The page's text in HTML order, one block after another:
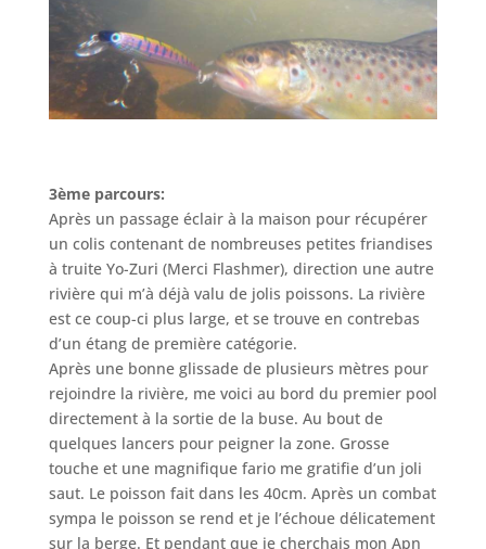
3ème parcours:
Après un passage éclair à la maison pour récupérer
un colis contenant de nombreuses petites friandises
à truite Yo-Zuri (Merci Flashmer), direction une autre
rivière qui m’à déjà valu de jolis poissons. La rivière
est ce coup-ci plus large, et se trouve en contrebas
d’un étang de première catégorie.
Après une bonne glissade de plusieurs mètres pour
rejoindre la rivière, me voici au bord du premier pool
directement à la sortie de la buse. Au bout de
quelques lancers pour peigner la zone. Grosse
touche et une magnifique fario me gratifie d’un joli
saut. Le poisson fait dans les 40cm. Après un combat
sympa le poisson se rend et je l’échoue délicatement
sur la berge. Et pendant que je cherchais mon Apn